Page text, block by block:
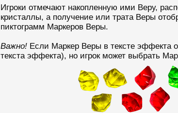
Игроки отмечают накопленную ими Веру,
кристаллы, а получение или трата Веры
пиктограмм Маркеров Веры.
Важно! Если Маркер Веры в тексте эффекта
текста эффекта), но игрок может выбрать